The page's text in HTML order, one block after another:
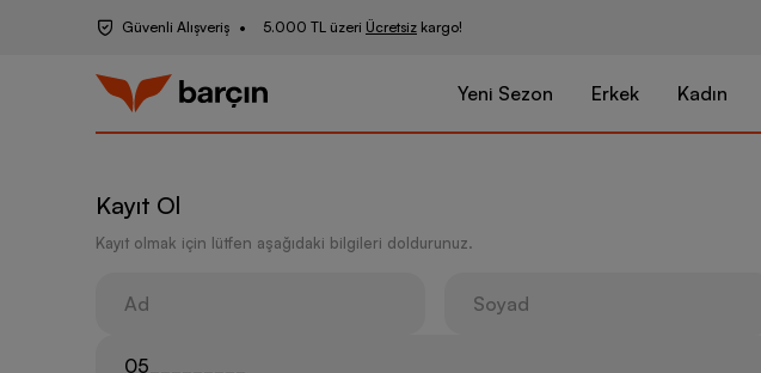
Güvenli Alışveriş 5.000 TL üzeri Ücretsiz kargo!
Yeni Sezon Erkek Kadın
Kayıt Ol
Kayıt olmak için lütfen aşağıdaki bilgileri doldurunuz.